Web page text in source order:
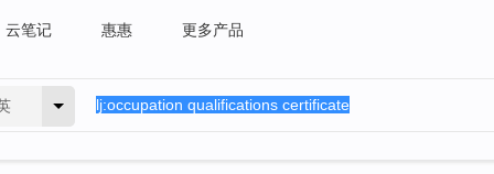
云笔记 惠惠 更多产品